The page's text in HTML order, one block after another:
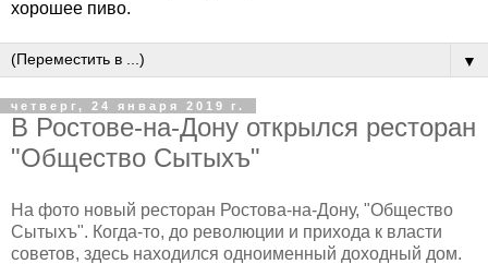
хорошее пиво.
▼
четверг, 24 января 2019 г.
В Ростове-на-Дону открылся ресторан
"Общество Сытыхъ"
На фото новый ресторан Ростова-на-Дону, "Общество
Сытыхъ". Когда-то, до революции и прихода к власти
советов, здесь находился одноименный доходный дом.